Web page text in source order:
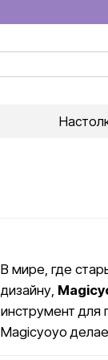
В мире, где
дизайну,
инструмент для
Magicyoyo